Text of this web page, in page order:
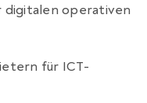
digitalen operativen
für ICT-